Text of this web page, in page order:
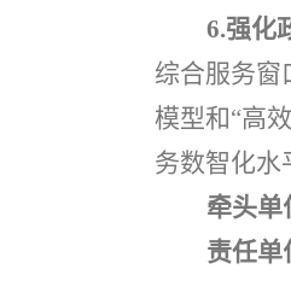
6.强化
综合服务窗
模型和“高
务数智化水
牵头单
责任单